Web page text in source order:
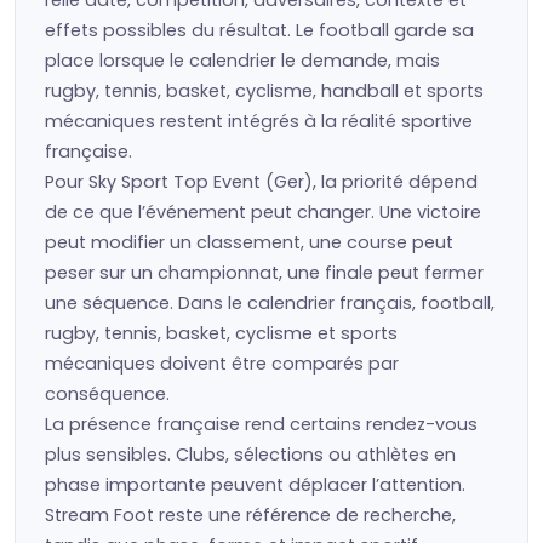
effets possibles du résultat. Le football garde sa
place lorsque le calendrier le demande, mais
rugby, tennis, basket, cyclisme, handball et sports
mécaniques restent intégrés à la réalité sportive
française.
Pour Sky Sport Top Event (Ger), la priorité dépend
de ce que l’événement peut changer. Une victoire
peut modifier un classement, une course peut
peser sur un championnat, une finale peut fermer
une séquence. Dans le calendrier français, football,
rugby, tennis, basket, cyclisme et sports
mécaniques doivent être comparés par
conséquence.
La présence française rend certains rendez-vous
plus sensibles. Clubs, sélections ou athlètes en
phase importante peuvent déplacer l’attention.
Stream Foot reste une référence de recherche,